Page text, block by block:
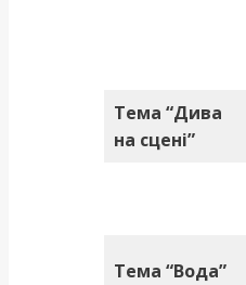
Тема “Дива
на сцені”
Тема “Вода”